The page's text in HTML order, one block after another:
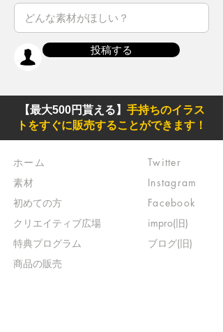
投稿する
【最大500円貰える】 手持ちのイラス
トをすぐに販売することができます！
ホーム
素材
初めての方
​クリエイティブ広場
​特典プログラム
​商品の販売
Twitter
Instagram
Facebook
impro(旧)​
ブログ(旧)